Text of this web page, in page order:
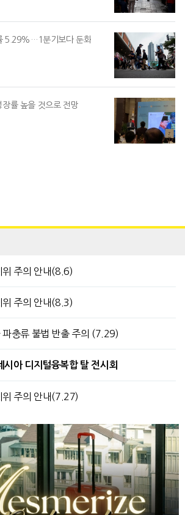
5.29%…1분기보다 둔화
률 높을 것으로 전망
위 주의 안내(8.6)
위 주의 안내(8.3)
파충류 불법 반출 주의 (7.29)
시아 디지털융복합 탈 전시회
위 주의 안내(7.27)